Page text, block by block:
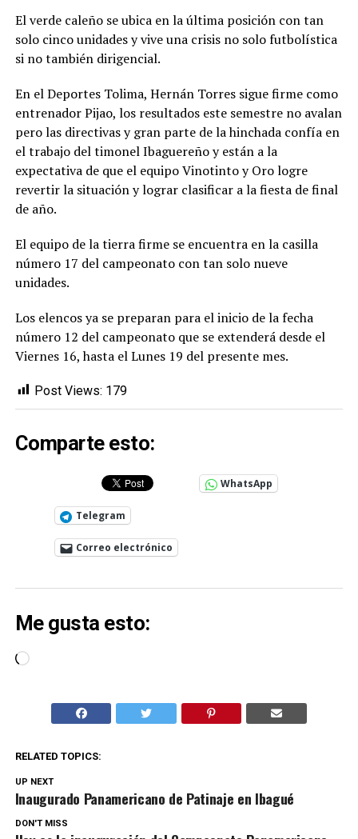
El verde caleño se ubica en la última posición con tan
solo cinco unidades y vive una crisis no solo futbolística
si no también dirigencial.
En el Deportes Tolima, Hernán Torres sigue firme como
entrenador Pijao, los resultados este semestre no avalan
pero las directivas y gran parte de la hinchada confía en
el trabajo del timonel Ibaguereño y están a la
expectativa de que el equipo Vinotinto y Oro logre
revertir la situación y lograr clasificar a la fiesta de final
de año.
El equipo de la tierra firme se encuentra en la casilla
número 17 del campeonato con tan solo nueve
unidades.
Los elencos ya se preparan para el inicio de la fecha
número 12 del campeonato que se extenderá desde el
Viernes 16, hasta el Lunes 19 del presente mes.
Post Views: 179
Comparte esto:
WhatsApp
Telegram
Correo electrónico
Me gusta esto:
Cargando...
RELATED TOPICS:
UP NEXT
Inaugurado Panamericano de Patinaje en Ibagué
DON'T MISS